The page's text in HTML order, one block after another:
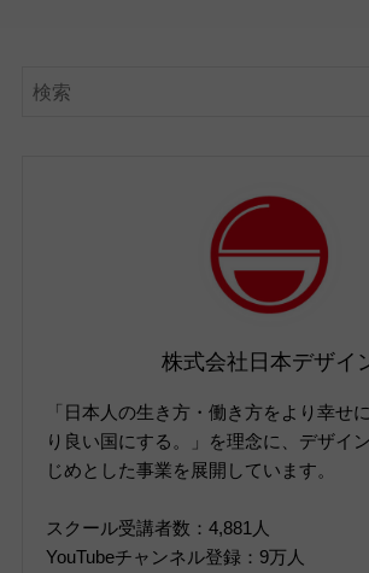
株式会社日本デザイ
「日本人の生き方・働き方をより幸せ
り良い国にする。」を理念に、デザイ
じめとした事業を展開しています。
スクール受講者数：4,881人
YouTubeチャンネル登録：9万人